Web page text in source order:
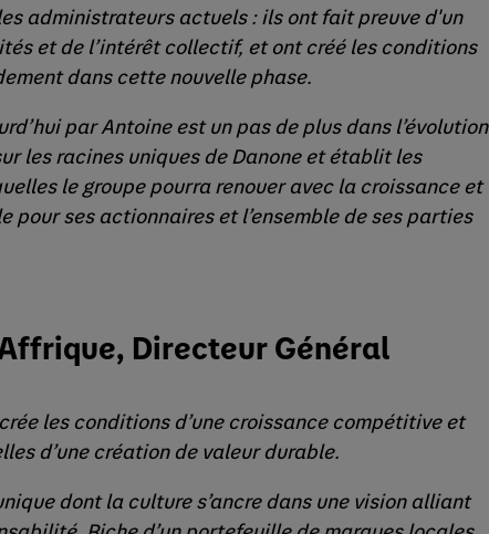
administrateurs actuels : ils ont fait preuve d'un
et de l’intérêt collectif, et ont créé les conditions
dans cette nouvelle phase.
par Antoine est un pas de plus dans l’évolution
les racines uniques de Danone et établit les
le groupe pourra renouer avec la croissance et
pour ses actionnaires et l’ensemble de ses parties
Directeur Général
les conditions d’une croissance compétitive et
d’une création de valeur durable.
dont la culture s’ancre dans une vision alliant